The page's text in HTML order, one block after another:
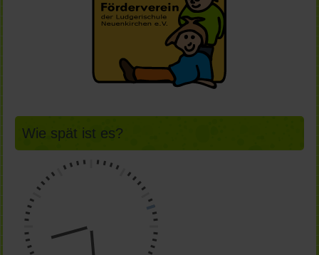
Wie spät ist es?